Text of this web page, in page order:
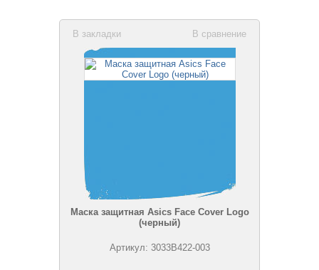
В сравнение
В закладки
Маска защитная Asics Face Cover Logo
(черный)
Артикул: 3033B422-003